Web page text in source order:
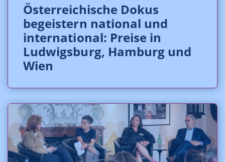
Österreichische Dokus
begeistern national und
international: Preise in
Ludwigsburg, Hamburg und
Wien